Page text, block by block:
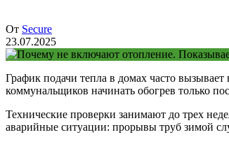
От Secure
23.07.2025
График подачи тепла в домах часто
коммунальщиков начинать обогрев только
Технические проверки занимают до трех
аварийные ситуации: прорывы труб зимой